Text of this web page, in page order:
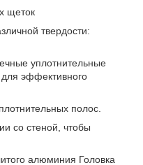
щеток
твердости:
уплотнительные
эффективного
полос.
со стеной, чтобы
алюминия Головка